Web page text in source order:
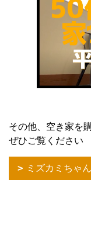
その他、空き家を
ぜひご覧ください
ミズカミちゃ